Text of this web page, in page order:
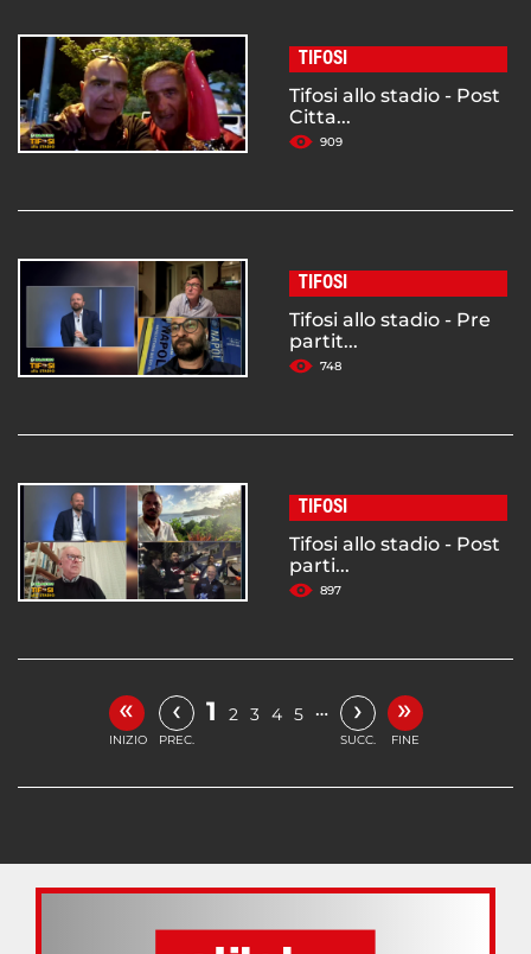
TIFOSI
Tifosi allo stadio - Post
Citta...
909
TIFOSI
Tifosi allo stadio - Pre
partit...
748
TIFOSI
Tifosi allo stadio - Post
parti...
897
«
INIZIO
‹
PREC.
1 2 3 4 5 … ›
SUCC.
»
FINE